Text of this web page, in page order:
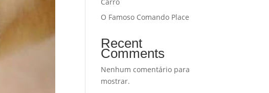
O Famoso Comando Place
Recent
Comments
Nenhum comentário para
mostrar.